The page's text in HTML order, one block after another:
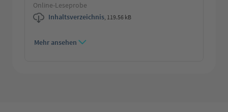
Online-Leseprobe
Inhaltsverzeichnis, 119.56 kB
Mehr ansehen